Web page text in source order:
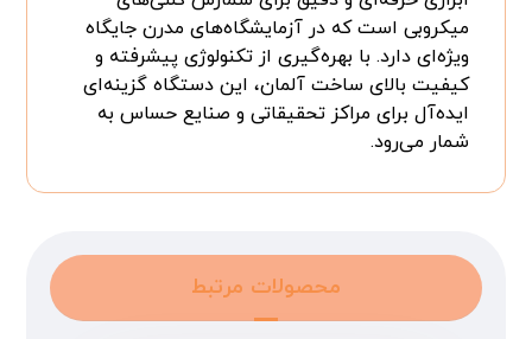
میکروبی است که در آزمایشگاه‌های مدرن جایگاه
ویژه‌ای دارد. با بهره‌گیری از تکنولوژی پیشرفته و
کیفیت بالای ساخت آلمان، این دستگاه گزینه‌ای
ایده‌آل برای مراکز تحقیقاتی و صنایع حساس به
شمار می‌رود.
محصولات مرتبط